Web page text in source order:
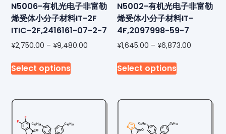
N5006-有机光电子非富勒
烯受体小分子材料IT-2F
ITIC-2F,2416161-07-2-7
¥2,750.00 – ¥9,480.00
Select options
N5002-有机光电子非富勒
烯受体小分子材料IT-
4F,2097998-59-7
¥1,645.00 – ¥6,873.00
Select options